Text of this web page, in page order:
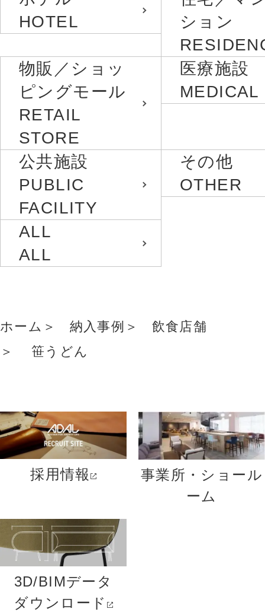
HOTEL
ション
物販／ショッ
ピングモール
RETAIL
STORE
医療施設
MEDICAL
公共施設
PUBLIC
FACILITY
その他
OTHER
ALL
ALL
ホーム 納入事例
飲食店舗
笹うどん
採用情報
事業所・ショール
ーム
3D/BIMデータ
ダウンロード